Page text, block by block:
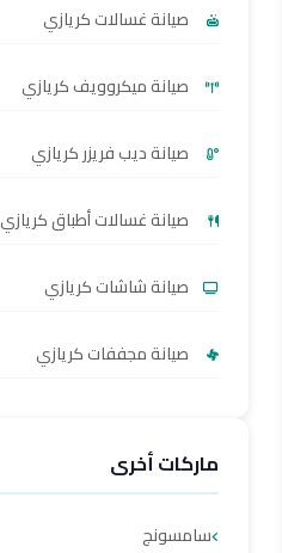
صيانة غسالات كريازي
صيانة ميكروويف كريازي
صيانة ديب فريزر كريازي
صيانة غسالات أطباق كريازي
صيانة شاشات كريازي
صيانة مجففات كريازي
ماركات أخرى
سامسونج